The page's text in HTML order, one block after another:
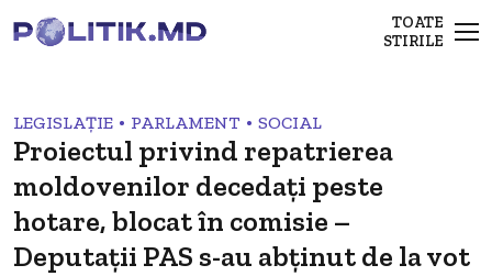
TOATE
STIRILE
LEGISLAȚIE • PARLAMENT • SOCIAL
Proiectul privind repatrierea
moldovenilor decedați peste
hotare, blocat în comisie –
Deputații PAS s-au abținut de la vot